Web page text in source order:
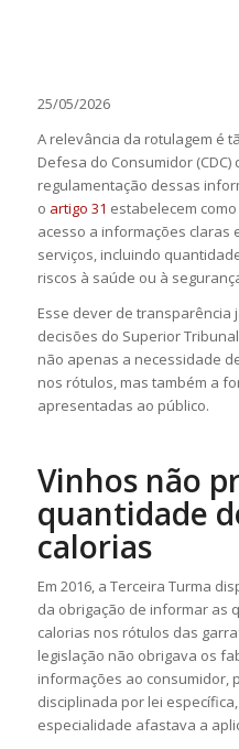
25/05/2026
A relevância da rotulagem é
Defesa do Consumidor
regulamentação dessas
o artigo 31 estabelecem
acesso a informações
serviços, incluindo
riscos à saúde ou à
Esse dever de transparência
decisões do Superior
não apenas a necessidade
nos rótulos, mas também a
apresentadas ao público.
Vinhos não
quantidade
calorias
Em 2016, a Terceira Turma
da obrigação de informar as
calorias nos rótulos das
legislação não obrigava os
informações ao consumidor,
disciplinada por lei
especialidade afastava a